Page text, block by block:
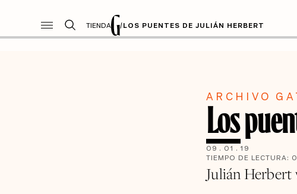
TIENDA /LOS PUENTES DE JULIÁN HERBERT
ARCHIVO
Los
09 . 01 . 19
TIEMPO DE LECTURA:
Julián Herbert